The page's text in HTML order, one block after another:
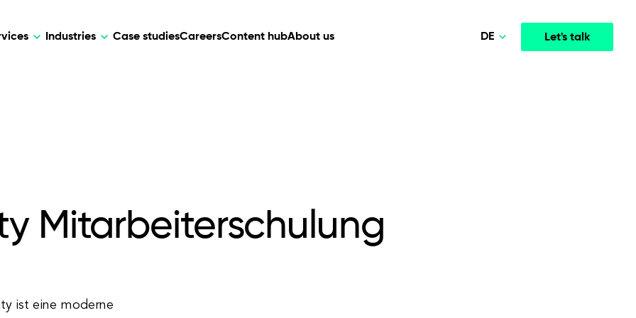
Industries Case studiesCareersContent hubAbout us Let's talk
DE
Mitarbeiterschulung
ist eine moderne